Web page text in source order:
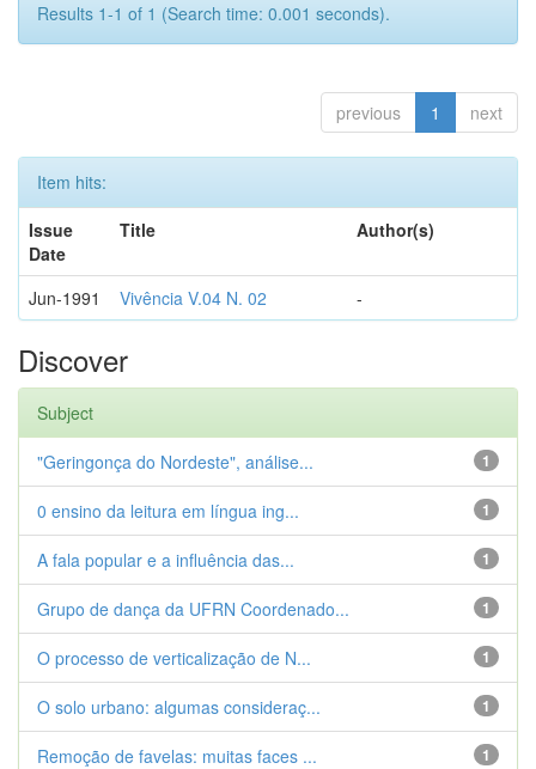
Results 1-1 of 1 (Search time: 0.001 seconds).
previous 1 next
Item hits:
Issue
Date
Title Author(s)
Jun-1991 Vivência V.04 N. 02 -
Discover
Subject
1
"Geringonça do Nordeste", análise...
1
0 ensino da leitura em língua ing...
1
A fala popular e a influência das...
1
Grupo de dança da UFRN Coordenado...
1
O processo de verticalização de N...
1
O solo urbano: algumas consideraç...
1
Remoção de favelas: muitas faces ...